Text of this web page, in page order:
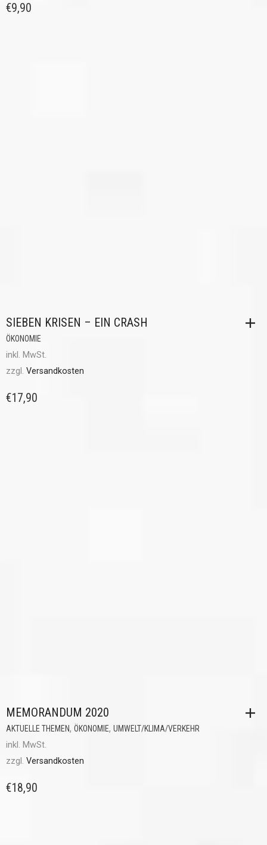
€9,90
SIEBEN KRISEN – EIN CRASH
ÖKONOMIE
inkl. MwSt.
zzgl. Versandkosten
€17,90
MEMORANDUM 2020
AKTUELLE THEMEN, ÖKONOMIE, UMWELT/KLIMA/VERKEHR
inkl. MwSt.
zzgl. Versandkosten
€18,90